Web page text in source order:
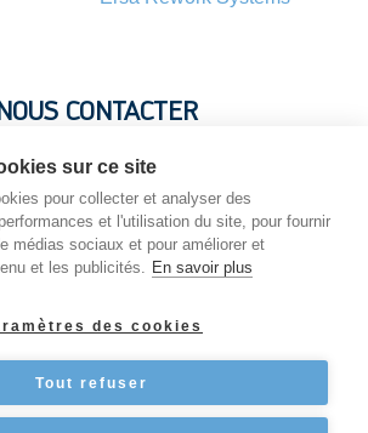
CONTACTER
? Vous souhaitez une information sur
N’hésitez pas : contactez-nous !
sur ce site
pour collecter et analyser des
et l'utilisation du site, pour fournir
médias sociaux et pour améliorer et
et les publicités. En savoir plus
des cookies
Tout refuser